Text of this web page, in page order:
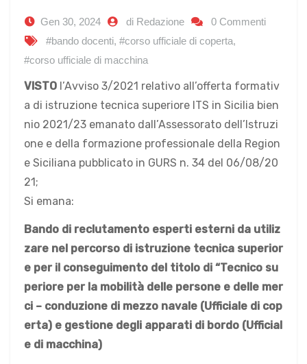
Gen 30, 2024 di Redazione
0 Commenti
#bando docenti, #corso ufficiale di coperta,
#corso ufficiale di macchina
VISTO l’Avviso 3/2021 relativo all’offerta formativ
a di istruzione tecnica superiore ITS in Sicilia bien
nio 2021/23 emanato dall’Assessorato dell’Istruzi
one e della formazione professionale della Region
e Siciliana pubblicato in GURS n. 34 del 06/08/20
21;
Si emana:
Bando di reclutamento esperti esterni da utiliz
zare nel percorso di istruzione tecnica superior
e per il conseguimento del titolo di “Tecnico su
periore per la mobilità delle persone e delle mer
ci – conduzione di mezzo navale (Ufficiale di cop
erta) e gestione degli apparati di bordo (Ufficial
e di macchina)